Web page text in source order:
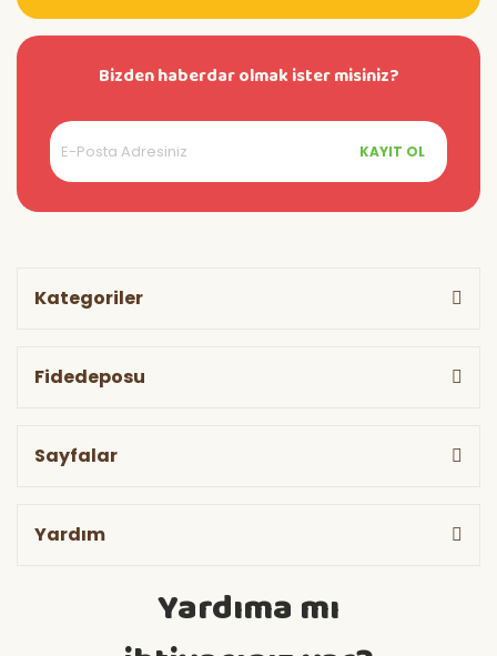
Bizden haberdar olmak ister misiniz?
KAYIT OL
Kategoriler
Fidedeposu
Sayfalar
Yardım
Yardıma mı